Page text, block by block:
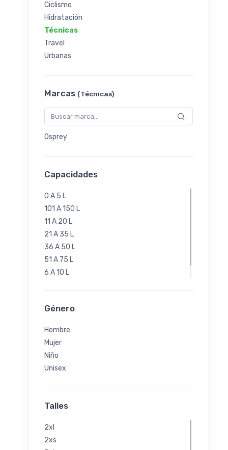
Ciclismo
Hidratación
Técnicas
Travel
Urbanas
Marcas (Técnicas)
Osprey
Capacidades
0 A 5 L
101 A 150 L
11 A 20 L
21 A 35 L
36 A 50 L
51 A 75 L
6 A 10 L
Género
Hombre
Mujer
Niño
Unisex
Talles
2xl
2xs